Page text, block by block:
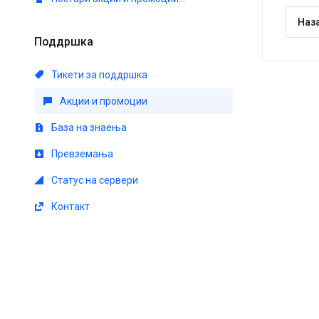
Поддршка
Тикети за поддршка
Акции и промоции
База на знаења
Превземања
Статус на сервери
Контакт